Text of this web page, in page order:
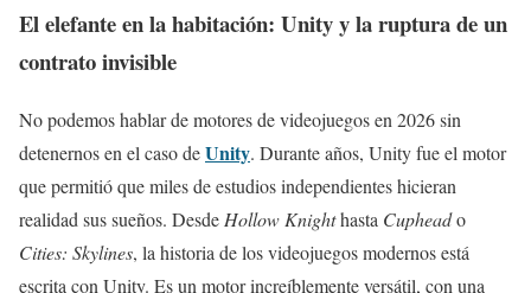
El elefante en la habitación: Unity y la ruptura de un
contrato invisible
No podemos hablar de motores de videojuegos en 2026 sin
detenernos en el caso deUnity. Durante años, Unity fue el motor
que permitió que miles de estudios independientes hicieran
realidad sus sueños. Desde Hollow Knighthasta Cupheado
Cities: Skylines, la historia de los videojuegos modernos está
escrita con Unity. Es un motor increíblemente versátil, con una